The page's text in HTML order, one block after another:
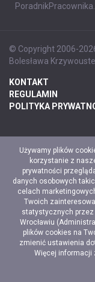
© Copyright 2006-
Bolesława
KONTAKT
REGULAMIN
POLITYKA
Używamy plików
korzystanie z
prywatności
danych osobowych
celach
Twoich
statystycznych przez
Wrocławiu
plików cookies na
zmienić ustawienia
Więcej informacji